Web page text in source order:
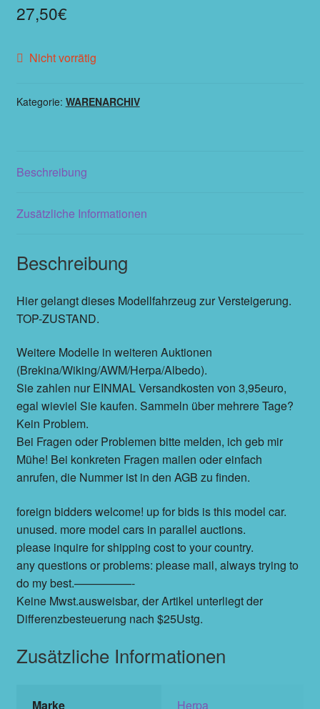
27,50€
Nicht vorrätig
Kategorie: WARENARCHIV
Beschreibung
Zusätzliche Informationen
Beschreibung
Hier gelangt dieses Modellfahrzeug zur Versteigerung.
TOP-ZUSTAND.
Weitere Modelle in weiteren Auktionen
(Brekina/Wiking/AWM/Herpa/Albedo).
Sie zahlen nur EINMAL Versandkosten von 3,95euro,
egal wieviel Sie kaufen. Sammeln über mehrere Tage?
Kein Problem.
Bei Fragen oder Problemen bitte melden, ich geb mir
Mühe! Bei konkreten Fragen mailen oder einfach
anrufen, die Nummer ist in den AGB zu finden.
foreign bidders welcome! up for bids is this model car.
unused. more model cars in parallel auctions.
please inquire for shipping cost to your country.
any questions or problems: please mail, always trying to
do my best.—————-
Keine Mwst.ausweisbar, der Artikel unterliegt der
Differenzbesteuerung nach $25Ustg.
Zusätzliche Informationen
Marke Herpa